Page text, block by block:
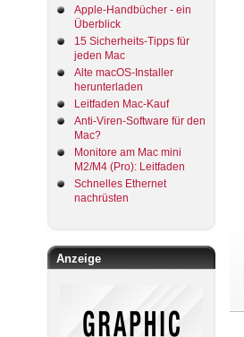
Apple-Handbücher - ein
Überblick
15 Sicherheits-Tipps für
jeden Mac
Alte macOS-Installer
herunterladen
Leitfaden Mac-Kauf
Anti-Viren-Software für den
Mac?
Monitore am Mac mini
M2/M4 (Pro): Leitfaden
Schnelles Ethernet
nachrüsten
Anzeige